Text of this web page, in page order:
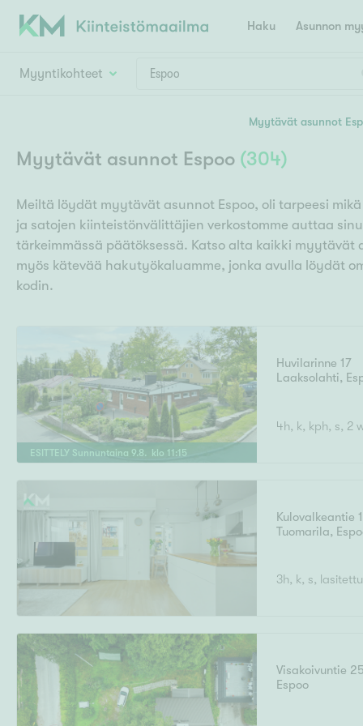
Haku Asunnon
E
H
Hamina Helsinki
Hyvinkää
Ilmajoki Ivalo
J
Joensuu Jyväskylä Järvenpää
M
Myyntikohteet
Asuntotyyppi
Hinta
Rakennusvuosi
Myytävät asunnot
Myytävät asunnot Espoo (304)
Meiltä löydät myytävät asunnot Espoo, oli tarpeesi
ja satojen kiinteistönvälittäjien verkostomme auttaa
tärkeimmässä päätöksessä. Katso alta kaikki myytävät
myös kätevää hakutyökaluamme, jonka avulla löydät
kodin.
ESITTELY Sunnuntaina 9.8. klo 11 :15
Huvilarinne 17
Laaksolahti,
4h, k, kph, s, 2
Kulovalkeantie
Tuomarila,
3h, k, s, lasitettu
Visakoivuntie 25
Espoo